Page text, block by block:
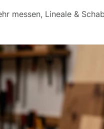
messen, Lineale &